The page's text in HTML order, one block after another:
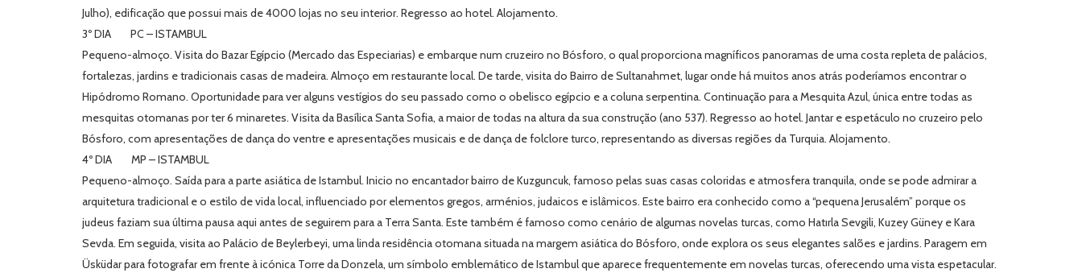
Julho), edificação que possui mais de 4000 lojas no seu interior. Regresso ao hotel. Alojamento.
3º DIA PC – ISTAMBUL
Pequeno-almoço. Visita do Bazar Egípcio (Mercado das Especiarias) e embarque num cruzeiro no Bósforo, o qual proporciona magníficos panoramas de uma costa repleta de palácios,
fortalezas, jardins e tradicionais casas de madeira. Almoço em restaurante local. De tarde, visita do Bairro de Sultanahmet, lugar onde há muitos anos atrás poderíamos encontrar o
Hipódromo Romano. Oportunidade para ver alguns vestígios do seu passado como o obelisco egípcio e a coluna serpentina. Continuação para a Mesquita Azul, única entre todas as
mesquitas otomanas por ter 6 minaretes. Visita da Basílica Santa Sofia, a maior de todas na altura da sua construção (ano 537). Regresso ao hotel. Jantar e espetáculo no cruzeiro pelo
Bósforo, com apresentações de dança do ventre e apresentações musicais e de dança de folclore turco, representando as diversas regiões da Turquia. Alojamento.
4º DIA MP – ISTAMBUL
Pequeno-almoço. Saída para a parte asiática de Istambul. Inicio no encantador bairro de Kuzguncuk, famoso pelas suas casas coloridas e atmosfera tranquila, onde se pode admirar a
arquitetura tradicional e o estilo de vida local, influenciado por elementos gregos, arménios, judaicos e islâmicos. Este bairro era conhecido como a “pequena Jerusalém” porque os
judeus faziam sua última pausa aqui antes de seguirem para a Terra Santa. Este também é famoso como cenário de algumas novelas turcas, como Hatırla Sevgili, Kuzey Güney e Kara
Sevda. Em seguida, visita ao Palácio de Beylerbeyi, uma linda residência otomana situada na margem asiática do Bósforo, onde explora os seus elegantes salões e jardins. Paragem em
Üsküdar para fotografar em frente à icónica Torre da Donzela, um símbolo emblemático de Istambul que aparece frequentemente em novelas turcas, oferecendo uma vista espetacular.